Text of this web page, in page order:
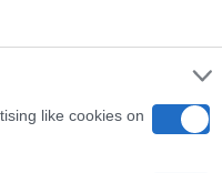
like cookies on
quando lei ha
pizzeria – non ha
un altro compagno.